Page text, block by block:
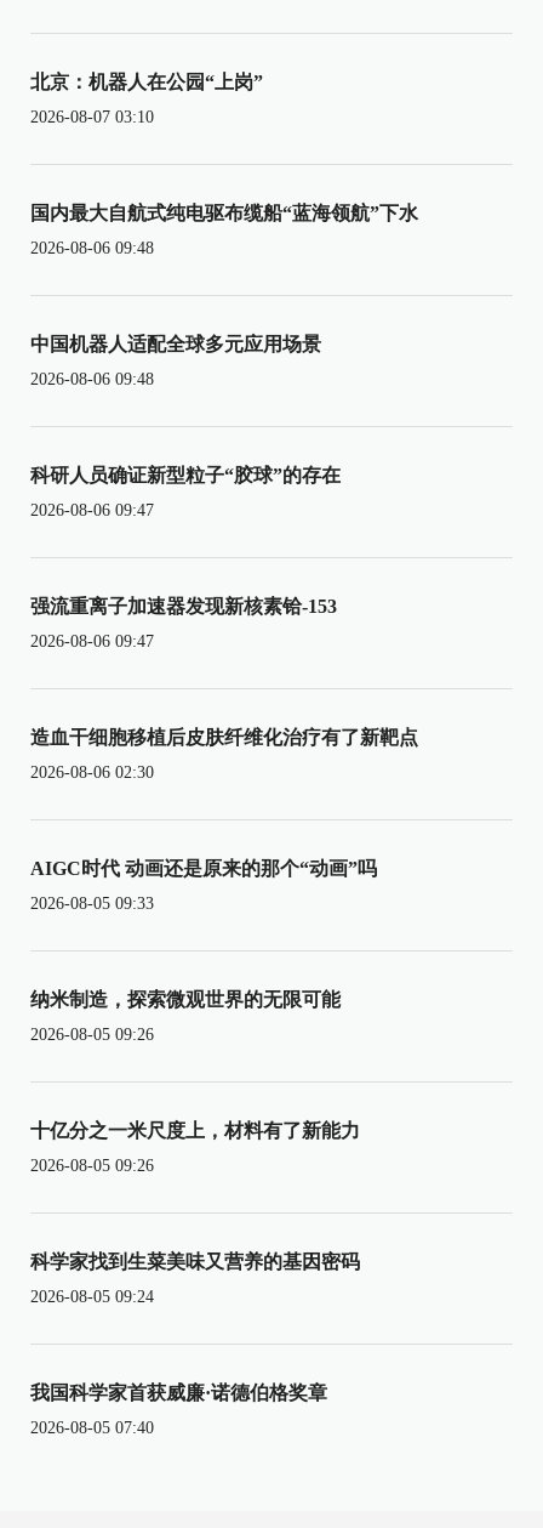
北京：机器人在公园“上岗”
2026-08-07 03:10
国内最大自航式纯电驱布缆船“蓝海领航”下水
2026-08-06 09:48
中国机器人适配全球多元应用场景
2026-08-06 09:48
科研人员确证新型粒子“胶球”的存在
2026-08-06 09:47
强流重离子加速器发现新核素铪-153
2026-08-06 09:47
造血干细胞移植后皮肤纤维化治疗有了新靶点
2026-08-06 02:30
AIGC时代 动画还是原来的那个“动画”吗
2026-08-05 09:33
纳米制造，探索微观世界的无限可能
2026-08-05 09:26
十亿分之一米尺度上，材料有了新能力
2026-08-05 09:26
科学家找到生菜美味又营养的基因密码
2026-08-05 09:24
我国科学家首获威廉·诺德伯格奖章
2026-08-05 07:40